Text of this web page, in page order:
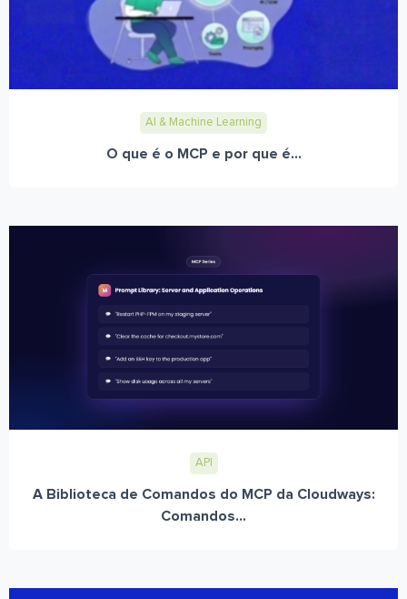
AI & Machine Learning
O que é o MCP e por que é...
API
A Biblioteca de Comandos do MCP da Cloudways:
Comandos...